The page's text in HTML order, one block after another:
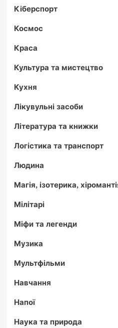
Кіберспорт
Космос
Краса
Культура та мистецтво
Кухня
Лікувульні засоби
Література та книжки
Логістика та транспорт
Людина
Магія, ізотерика,
Мілітарі
Міфи та легенди
Музика
Мультфільми
Навчання
Напої
Наука та природа